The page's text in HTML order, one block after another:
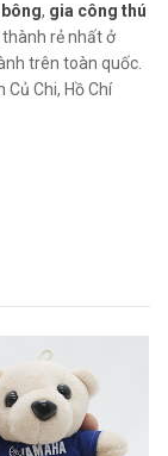
, gia công thú
rẻ nhất ở
trên toàn quốc.
Củ Chi, Hồ Chí